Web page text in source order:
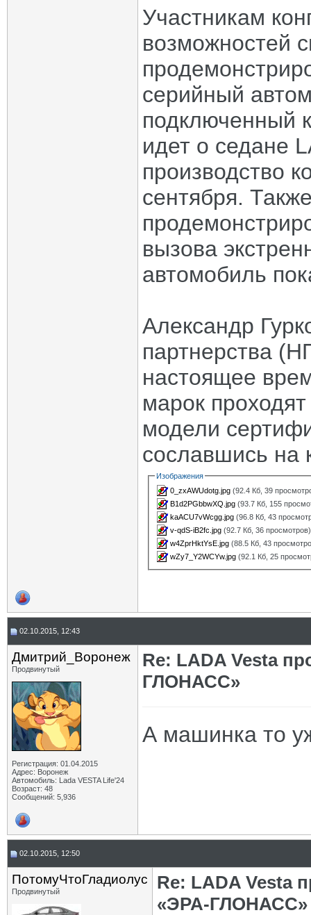
Участникам
возможностей
серийный
подключенный
идет о седане
производство
сентября.
вызова
автомобиль
Александр
партнерства
настоящее
марок
модели
сославшись на
Изображения
0_zxAWUdotg.jpg (92.4 Кб, 39
B1d2PGbbwXQ.jpg (93.7 Кб, 155
kaACU7vWcgg.jpg (96.8 Кб, 43
v-qdS-iB2fc.jpg (92.7 Кб, 36 просмотров)
w4ZprHktYsE.jpg (88.5 Кб, 43
wZy7_Y2WCYw.jpg (92.1 Кб, 25
02.10.2015, 12:43
Дмитрий_Воронеж
Продвинутый
Регистрация: 01.04.2015
Адрес: Воронеж
Автомобиль: Lada VESTA Life'24
Возраст: 48
Сообщений: 5,936
Re: LADA Vesta
ГЛОНАСС»
А машинка то
02.10.2015, 12:50
ПотомуЧтоГладиолус
Продвинутый
Re: LADA Vesta
«ЭРА-ГЛОНАСС»